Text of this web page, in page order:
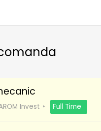
Invest Full Time